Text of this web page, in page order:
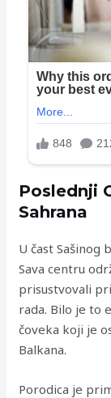
Poslednji
Sahrana
U čast Sašinog
Sava centru
prisustvovali
rada. Bilo je to
čoveka koji je
Balkana.
Porodica je